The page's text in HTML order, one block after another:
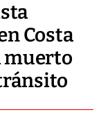
Costa
muerto